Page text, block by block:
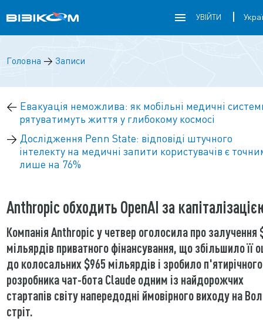
УВІЙТИ
Головна → Записи
← Евакуація неможлива: як мобільні медичні
рятуватимуть життя у глибокому космосі
→ Дослідження Penn State: відповіді штучного
інтелекту на медичні запити користувачів є
лише на 76%
Anthropic обходить OpenAI за
Компанія Anthropic у четвер оголосила про залучення
мільярдів приватного фінансування, що збільшило її
до колосальних $965 мільярдів і зробило п'ятирічного
розробника чат-бота Claude одним із найдорожчих
стартапів світу напередодні ймовірного виходу на
стріт.